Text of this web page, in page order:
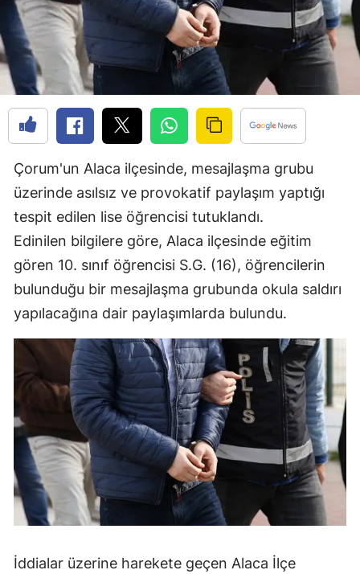
Çorum
Diyarbakır
Edirne
Erzincan
Erzurum
Eskişehir
Gaziantep
Giresun
Gümüşhane
Hakkari
Hatay
Isparta
Mersin
İstanbul
Çorum'un Alaca ilçesinde, mesajlaşma grubu
üzerinde asılsız ve provokatif paylaşım yaptığı
tespit edilen lise öğrencisi tutuklandı.
Edinilen bilgilere göre, Alaca ilçesinde eğitim
gören 10. sınıf öğrencisi S.G. (16), öğrencilerin
bulunduğu bir mesajlaşma grubunda okula saldırı
yapılacağına dair paylaşımlarda bulundu.
İddialar üzerine harekete geçen Alaca İlçe